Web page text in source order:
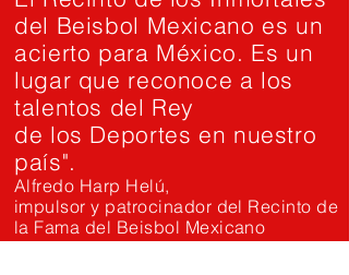
del Beisbol Mexicano es un
acierto para México. Es un
lugar que reconoce a los
talentos del Rey
de los Deportes en nuestro
país".
Alfredo Harp Helú,
impulsor y patrocinador del Recinto de
la Fama del Beisbol Mexicano